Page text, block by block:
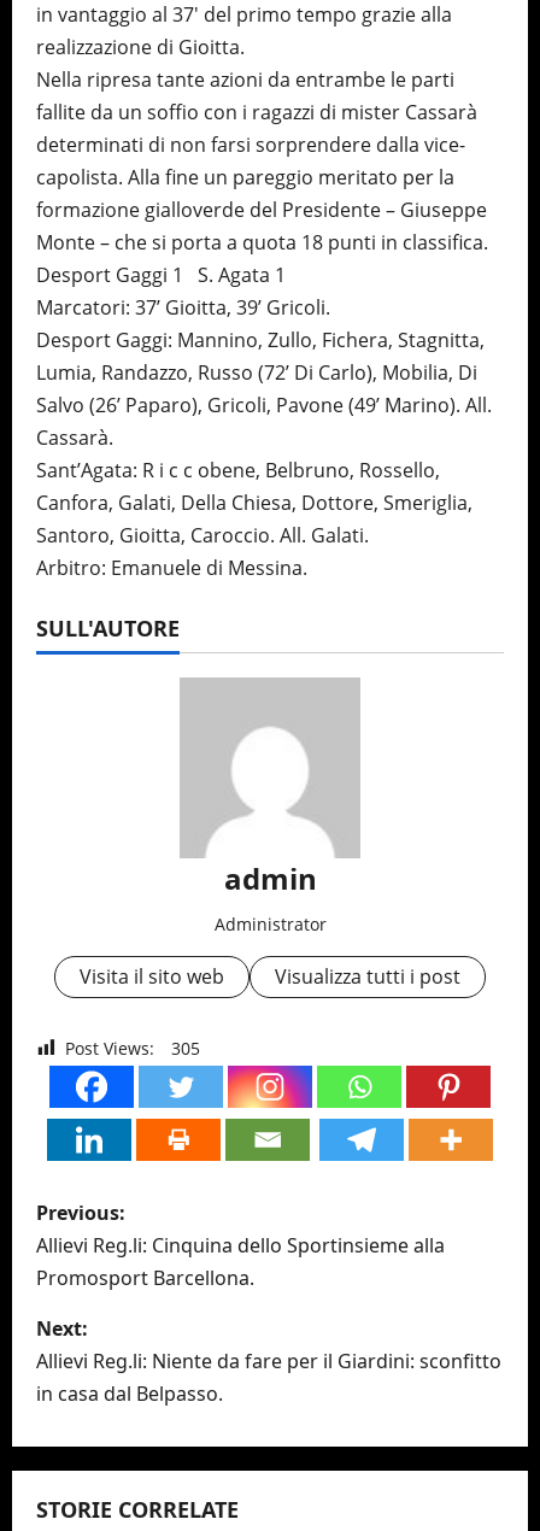
in vantaggio al 37′ del primo tempo grazie alla
realizzazione di Gioitta.
Nella ripresa tante azioni da entrambe le parti
fallite da un soffio con i ragazzi di mister Cassarà
determinati di non farsi sorprendere dalla vice-
capolista. Alla fine un pareggio meritato per la
formazione gialloverde del Presidente – Giuseppe
Monte – che si porta a quota 18 punti in classifica.
Desport Gaggi 1 S. Agata 1
Marcatori: 37’ Gioitta, 39’ Gricoli.
Desport Gaggi: Mannino, Zullo, Fichera, Stagnitta,
Lumia, Randazzo, Russo (72’ Di Carlo), Mobilia, Di
Salvo (26’ Paparo), Gricoli, Pavone (49’ Marino). All.
Cassarà.
Sant’Agata: R i c c obene, Belbruno, Rossello,
Canfora, Galati, Della Chiesa, Dottore, Smeriglia,
Santoro, Gioitta, Caroccio. All. Galati.
Arbitro: Emanuele di Messina.
SULL'AUTORE
admin
Administrator
Visita il sito web Visualizza tutti i post
Post Views: 305
P
o
t
n
a
v
Previous:
Allievi Reg.li: Cinquina dello Sportinsieme alla
Promosport Barcellona.
Next:
Allievi Reg.li: Niente da fare per il Giardini: sconfitto
in casa dal Belpasso.
STORIE CORRELATE